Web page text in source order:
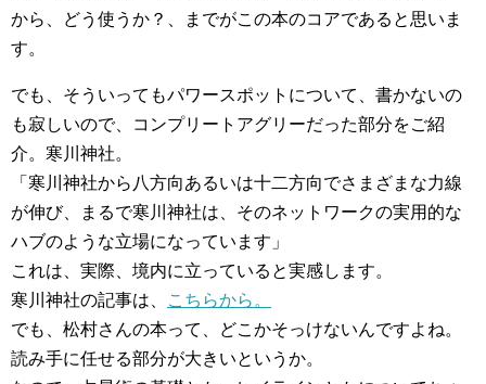
から、どう使うか？、までがこの本のコアであると思いま
す。
でも、そういってもパワースポットについて、書かないの
も寂しいので、コンプリートアグリーだった部分をご紹
介。寒川神社。
「寒川神社から八方向あるいは十二方向でさまざまな力線
が伸び、まるで寒川神社は、そのネットワークの実用的な
ハブのような立場になっています」
これは、実際、境内に立っていると実感します。
寒川神社の記事は、
こちらから。
でも、松村さんの本って、どこかそっけないんですよね。
読み手に任せる部分が大きいというか。